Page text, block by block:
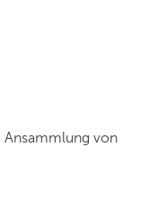
Ansammlung von